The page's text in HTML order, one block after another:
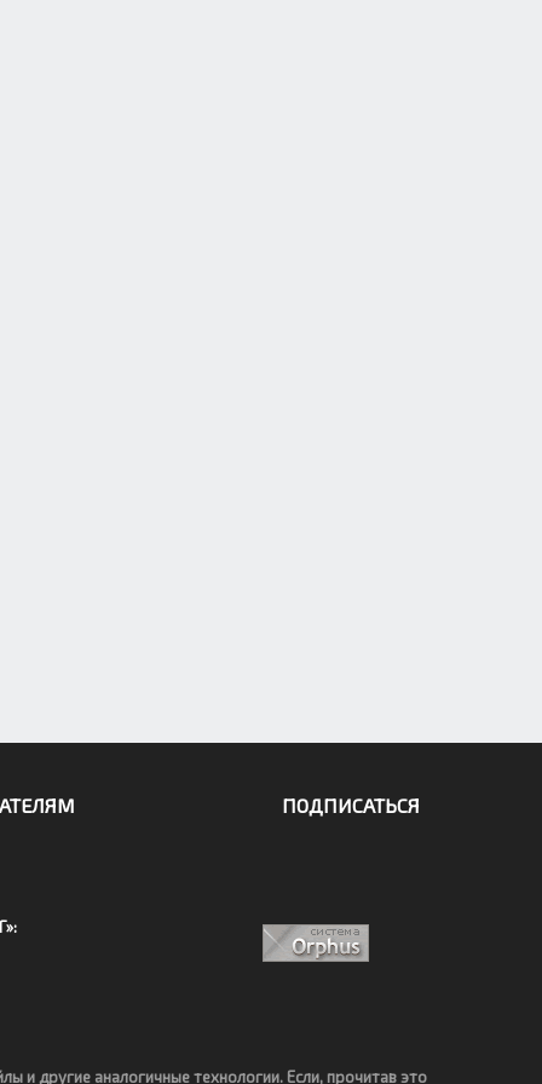
ПОДПИСАТЬСЯ
и другие аналогичные технологии. Если, прочитав это